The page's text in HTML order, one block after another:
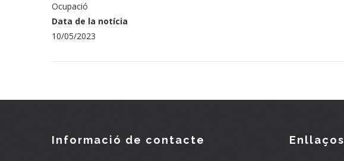
Ocupació
Data de la notícia
10/05/2023
Informació de contacte Enllaços